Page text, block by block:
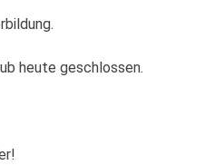
heute geschlossen.